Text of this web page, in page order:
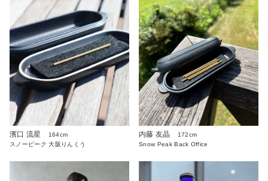
濱口 流星
164cm
スノーピーク 大阪りんくう
内藤 友晶
172cm
Snow Peak Back Office